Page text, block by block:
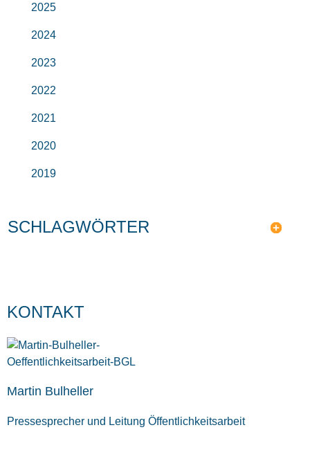
2025
2024
2023
2022
2021
2020
2019
SCHLAGWÖRTER
KONTAKT
Martin Bulheller
Pressesprecher und Leitung Öffentlichkeitsarbeit